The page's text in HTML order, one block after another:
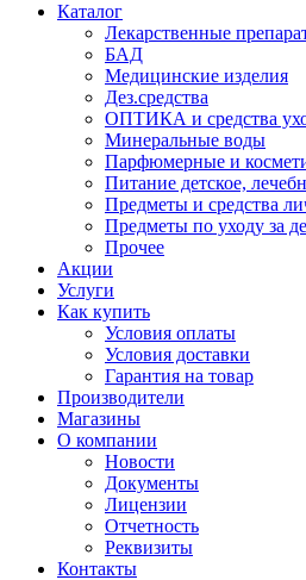
Каталог
Лекарственные
БАД
Медицинские изделия
Дез.средства
ОПТИКА и средства
Минеральные воды
Парфюмерные и
Питание детское,
Предметы и средства
Предметы по уходу за
Прочее
Акции
Услуги
Как купить
Условия оплаты
Условия доставки
Гарантия на товар
Производители
Магазины
О компании
Новости
Документы
Лицензии
Отчетность
Реквизиты
Контакты